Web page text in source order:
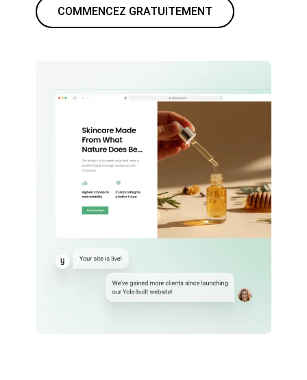
COMMENCEZ GRATUITEMENT